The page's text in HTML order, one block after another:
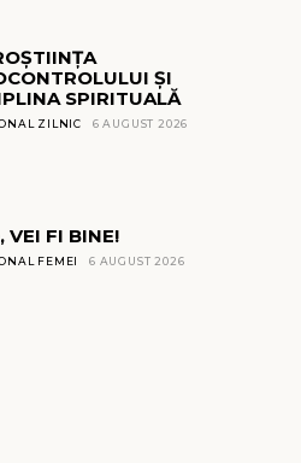
ȘI
SPIRITUALĂ
ZILNIC 6 AUGUST 2026
VEI FI BINE!
FEMEI 6 AUGUST 2026